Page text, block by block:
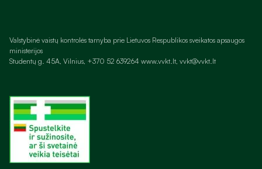
Valstybinė vaistų kontrolės tarnyba prie Lietuvos Respublikos sveikatos apsaugos
ministerijos
Studentų g. 45A, Vilnius, +370 52 639264 www.vvkt.lt, vvkt@vvkt.lt